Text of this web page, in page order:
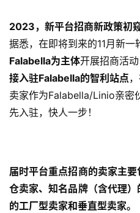
2023，新平台招商新政策初
据悉，在即将到来的11月新
Falabella为主体开展招商活
接入驻Falabella的智利站点
卖家作为Falabella/Linio亲密
先入驻，快人一步！
届时平台重点招商的卖家主要
仓卖家、知名品牌（含代理
的工厂型卖家和垂直型卖家。